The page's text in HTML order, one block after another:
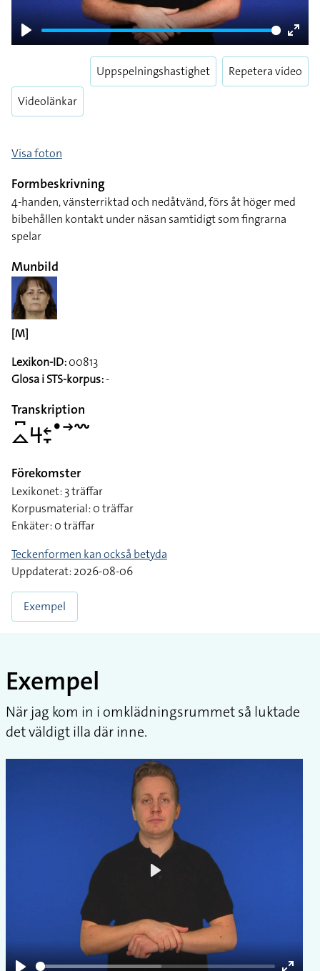
Play
Enter
Videolänkar
Uppspelningshastighet Repetera video
Visa foton
Formbeskrivning
4-handen, vänsterriktad och nedåtvänd, förs åt höger med
bibehållen kontakt under näsan samtidigt som fingrarna
spelar
Munbild
[M]
Lexikon-ID:00813
Glosa i STS-korpus:-
Transkription
􌤼􌥚􌦪􌥓􌥙􌤟􌥣􌥳
Förekomster
Lexikonet: 3 träffar
Korpusmaterial: 0 träffar
Enkäter: 0 träffar
Teckenformen kan också betyda
Uppdaterat: 2026-08-06
Exempel
Exempel
När jag kom in i omklädningsrummet så luktade
det väldigt illa där inne.